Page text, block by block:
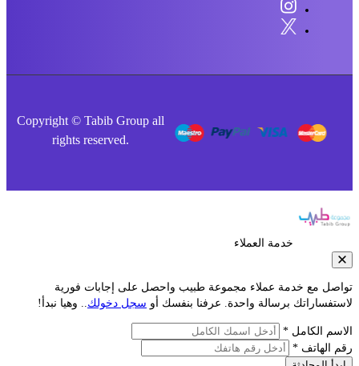
Copyright © Tabib Group all
rights reserved.
خدمة العملاء
مع خدمة عملاء مجموعة طبيب واحصل على إجابات فورية
برسالة واحدة. عرفنا بنفسك أوسجل دخولك.. وهيا نبدأ!
الكامل *
الهاتف *